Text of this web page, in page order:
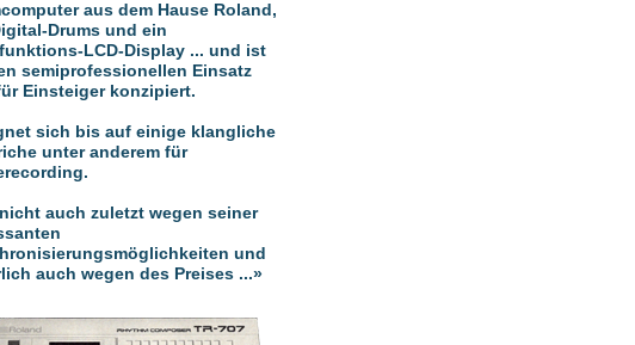
aus dem Hause Roland,
Drums und ein
LCD-Display ... und ist
semiprofessionellen Einsatz
Einsteiger konzipiert.
sich bis auf einige klangliche
unter anderem für
auch zuletzt wegen seiner
und
auch wegen des Preises ...»